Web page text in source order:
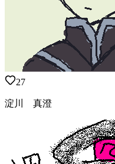
27
淀川 真澄